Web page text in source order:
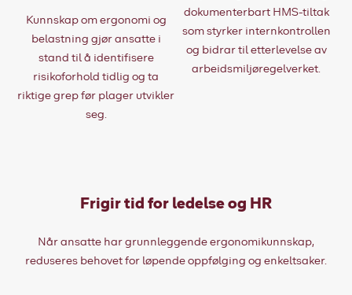
Kunnskap om ergonomi og
belastning gjør ansatte i
stand til å identifisere
risikoforhold tidlig og ta
riktige grep før plager utvikler
seg.
dokumenterbart HMS-tiltak
som styrker internkontrollen
og bidrar til etterlevelse av
arbeidsmiljøregelverket.
Frigir tid for ledelse og HR
Når ansatte har grunnleggende ergonomikunnskap,
reduseres behovet for løpende oppfølging og enkeltsaker.